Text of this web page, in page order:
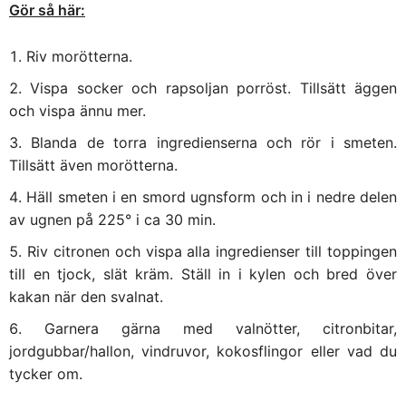
Gör så här:
Riv morötterna.
Vispa socker och rapsoljan porröst. Tillsätt äggen
och vispa ännu mer.
Blanda de torra ingredienserna och rör i smeten.
Tillsätt även morötterna.
Häll smeten i en smord ugnsform och in i nedre delen
av ugnen på 225° i ca 30 min.
Riv citronen och vispa alla ingredienser till toppingen
till en tjock, slät kräm. Ställ in i kylen och bred över
kakan när den svalnat.
Garnera gärna med valnötter, citronbitar,
jordgubbar/hallon, vindruvor, kokosflingor eller vad du
tycker om.